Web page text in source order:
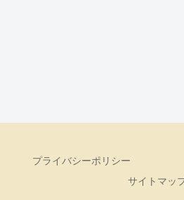
プライバシーポリシー
サイトマッ